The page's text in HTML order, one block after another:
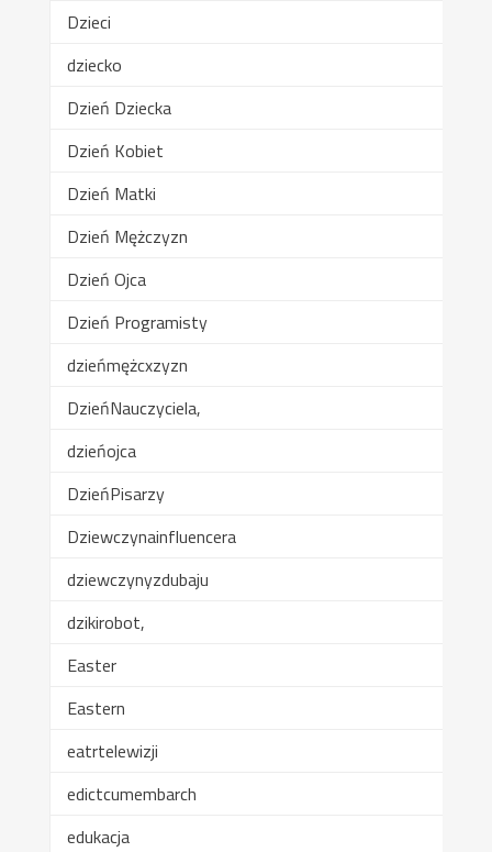
Dzieci
dziecko
Dzień Dziecka
Dzień Kobiet
Dzień Matki
Dzień Mężczyzn
Dzień Ojca
Dzień Programisty
dzieńmężcxzyzn
DzieńNauczyciela,
dzieńojca
DzieńPisarzy
Dziewczynainfluencera
dziewczynyzdubaju
dzikirobot,
Easter
Eastern
eatrtelewizji
edictcumembarch
edukacja